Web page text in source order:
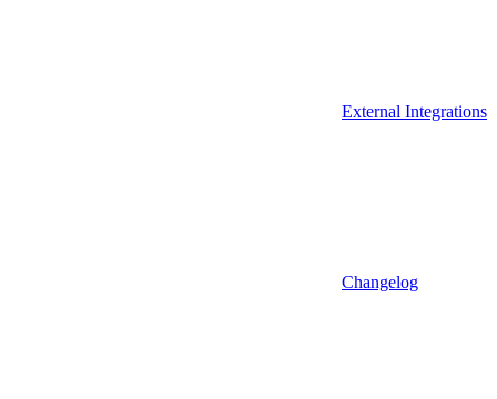
External Integrations
Changelog